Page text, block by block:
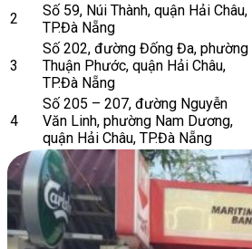
2
Số 59, Núi Thành, quận Hải Châu,
TP.Đà Nẵng
3
Số 202, đường Đống Đa, phường
Thuận Phước, quận Hải Châu,
TP.Đà Nẵng
4
Số 205 – 207, đường Nguyễn
Văn Linh, phường Nam Dương,
quận Hải Châu, TP.Đà Nẵng